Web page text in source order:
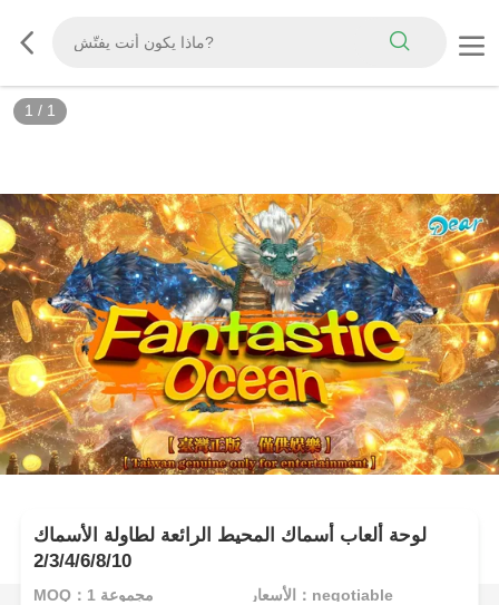
1 / 1
لوحة ألعاب أسماك المحيط الرائعة لطاولة الأسماك
2/3/4/6/8/10
MOQ：1 مجموعة الأسعار：negotiable